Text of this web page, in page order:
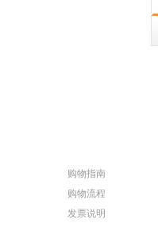
购物指南
购物流程
发票说明